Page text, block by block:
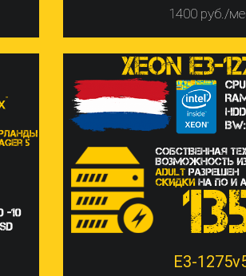
1400 руб./
E3-